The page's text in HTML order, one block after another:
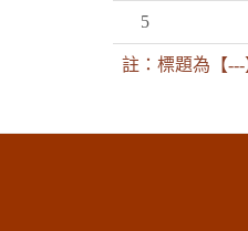
5
註：標題為【---